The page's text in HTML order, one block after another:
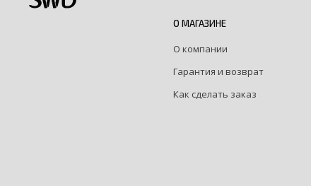
О МАГАЗИНЕ
О компании
Гарантия и возврат
Как сделать заказ